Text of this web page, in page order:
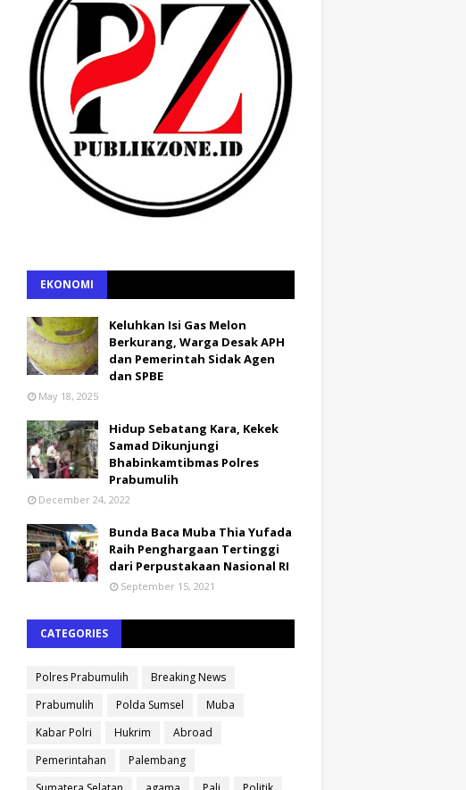
EKONOMI
Keluhkan Isi Gas Melon
Berkurang, Warga Desak APH
dan Pemerintah Sidak Agen
dan SPBE
May 18, 2025
Hidup Sebatang Kara, Kekek
Samad Dikunjungi
Bhabinkamtibmas Polres
Prabumulih
December 24, 2022
Bunda Baca Muba Thia Yufada
Raih Penghargaan Tertinggi
dari Perpustakaan Nasional RI
September 15, 2021
CATEGORIES
Polres Prabumulih
Breaking News
Prabumulih
Polda Sumsel
Muba
Kabar Polri
Hukrim
Abroad
Pemerintahan
Palembang